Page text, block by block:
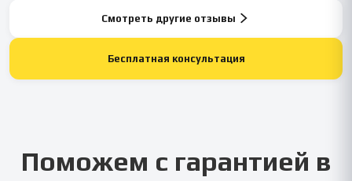
Смотреть другие отзывы
Бесплатная консультация
Поможем с гарантией в